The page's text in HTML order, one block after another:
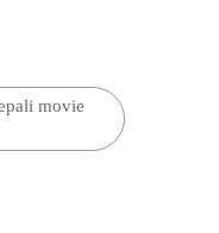
movie